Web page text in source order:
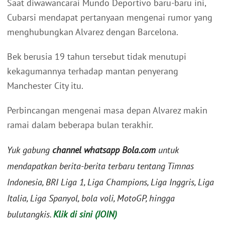
Saat diwawancarai Mundo Deportivo baru-baru ini,
Cubarsi mendapat pertanyaan mengenai rumor yang
menghubungkan Alvarez dengan Barcelona.
Bek berusia 19 tahun tersebut tidak menutupi
kekagumannya terhadap mantan penyerang
Manchester City itu.
Perbincangan mengenai masa depan Alvarez makin
ramai dalam beberapa bulan terakhir.
Yuk gabung channel whatsapp Bola.com untuk
mendapatkan berita-berita terbaru tentang Timnas
Indonesia, BRI Liga 1, Liga Champions, Liga Inggris, Liga
Italia, Liga Spanyol, bola voli, MotoGP, hingga
bulutangkis.Klik di sini (JOIN)